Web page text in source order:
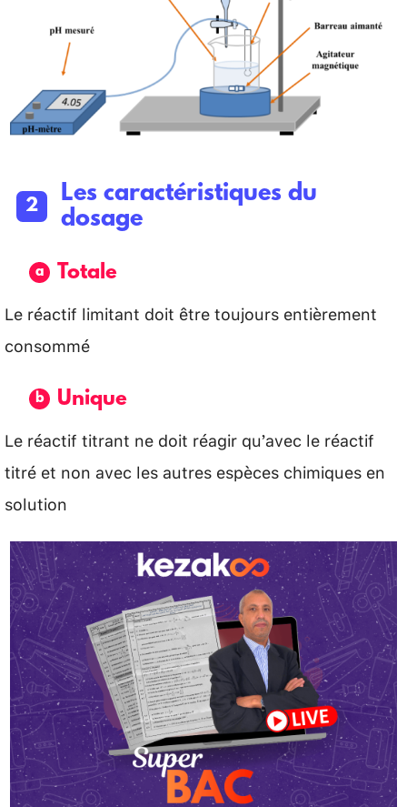
Les caractéristiques du
dosage
Totale
Le réactif limitant doit être toujours entièrement
consommé
Unique
Le réactif titrant ne doit réagir qu’avec le réactif
titré et non avec les autres espèces chimiques en
solution